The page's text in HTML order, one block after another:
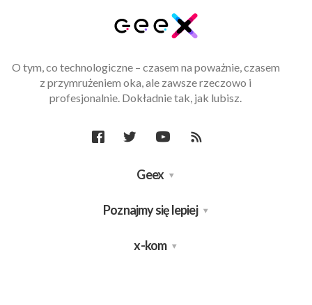
O tym, co technologiczne – czasem na poważnie, czasem
z przymrużeniem oka, ale zawsze rzeczowo i
profesjonalnie. Dokładnie tak, jak lubisz.
Geex
Poznajmy się lepiej
x-kom